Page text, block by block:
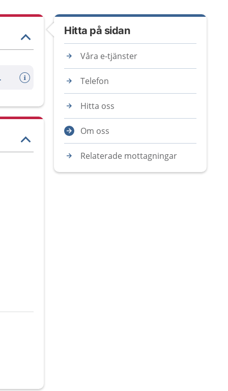
Hitta på sidan
Våra e-tjänster
Telefon
Hitta oss
Om oss
Relaterade mottagningar